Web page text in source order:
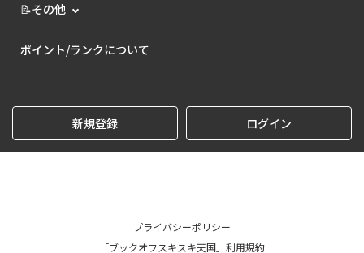
📝その他
ポイント/ランクについて
新規登録 ログイン
プライバシーポリシー
「ブックオフスキスキ天国」利用規約